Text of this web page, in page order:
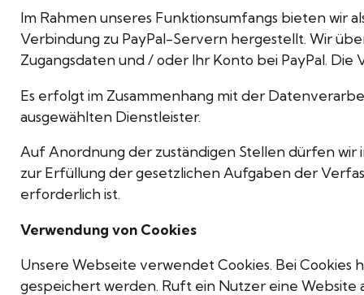
Im Rahmen unseres Funktionsumfangs bieten wir
Verbindung zu PayPal-Servern hergestellt. Wir
Zugangsdaten und / oder Ihr Konto bei PayPal.
Es erfolgt im Zusammenhang mit der
ausgewählten Dienstleister.
Auf Anordnung der zuständigen Stellen dürfen
zur Erfüllung der gesetzlichen Aufgaben der
erforderlich ist.
Verwendung von Cookies
Unsere Webseite verwendet Cookies. Bei
gespeichert werden. Ruft ein Nutzer eine Website